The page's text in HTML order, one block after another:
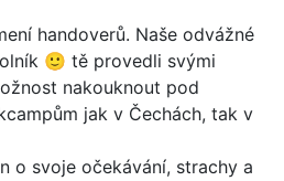
handoverů. Naše odvážné
🙂 tě provedli svými
nakouknout pod
jak v Čechách, tak v
o svoje očekávání, strachy a